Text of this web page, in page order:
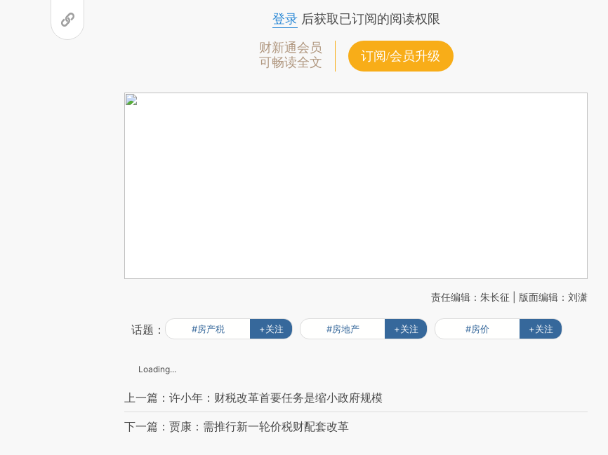
登录后获取已订阅的阅读权限
财新通会员
可畅读全文
订阅/会员升级
责任编辑：朱长征 | 版面编辑：刘潇
话题： #房产税 +关注 #房地产 +关注 #房价 +关注
Loading...
上一篇：许小年：财税改革首要任务是缩小政府规模
下一篇：贾康：需推行新一轮价税财配套改革